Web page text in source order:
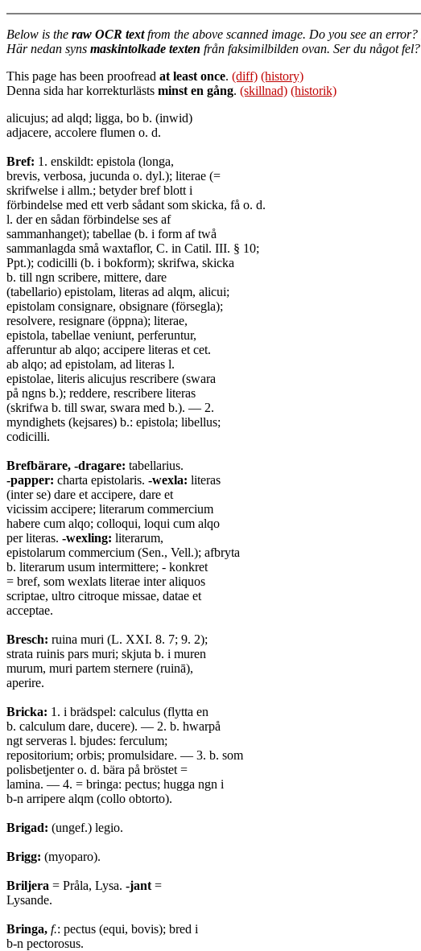
Below is the raw OCR textfrom the above scanned image. Do you see an error?
Här nedan syns maskintolkade texten från faksimilbilden ovan. Ser du något fel?
This page has been proofread at least once. (diff) (history)
Denna sida har korrekturlästs minst en gång. (skillnad) (historik)
alicujus; ad alqd; ligga, bo b. (inwid)
adjacere, accolere flumen o. d.
Bref: 1. enskildt: epistola (longa,
brevis, verbosa, jucunda o. dyl.); literae (=
skrifwelse i allm.; betyder bref blott i
förbindelse med ett verb sådant som skicka, få o. d.
l. der en sådan förbindelse ses af
sammanhanget); tabellae (b. i form af twå
sammanlagda små waxtaflor, C. in Catil. III. § 10;
Ppt.); codicilli (b. i bokform); skrifwa, skicka
b. till ngn scribere, mittere, dare
(tabellario) epistolam, literas ad alqm, alicui;
epistolam consignare, obsignare (försegla);
resolvere, resignare (öppna); literae,
epistola, tabellae veniunt, perferuntur,
afferuntur ab alqo; accipere literas et cet.
ab alqo; ad epistolam, ad literas l.
epistolae, literis alicujus rescribere (swara
på ngns b.); reddere, rescribere literas
(skrifwa b. till swar, swara med b.). — 2.
myndighets (kejsares) b.: epistola; libellus;
codicilli.
Brefbärare, -dragare: tabellarius.
-papper: charta epistolaris. -wexla: literas
(inter se) dare et accipere, dare et
vicissim accipere; literarum commercium
habere cum alqo; colloqui, loqui cum alqo
per literas. -wexling: literarum,
epistolarum commercium (Sen., Vell.); afbryta
b. literarum usum intermittere; - konkret
= bref, som wexlats literae inter aliquos
scriptae, ultro citroque missae, datae et
acceptae.
Bresch: ruina muri (L. XXI. 8. 7; 9. 2);
strata ruinis pars muri; skjuta b. i muren
murum, muri partem sternere (ruinā),
aperire.
Bricka: 1. i brädspel: calculus (flytta en
b. calculum dare, ducere). — 2. b. hwarpå
ngt serveras l. bjudes: ferculum;
repositorium; orbis; promulsidare. — 3. b. som
polisbetjenter o. d. bära på bröstet =
lamina. — 4. = bringa: pectus; hugga ngn i
b-n arripere alqm (collo obtorto).
Brigad: (ungef.) legio.
Brigg: (myoparo).
Briljera = Pråla, Lysa. -jant =
Lysande.
Bringa, f.: pectus (equi, bovis); bred i
b-n pectorosus.